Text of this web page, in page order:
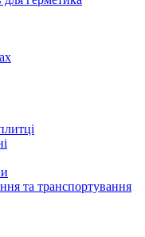
та транспортування